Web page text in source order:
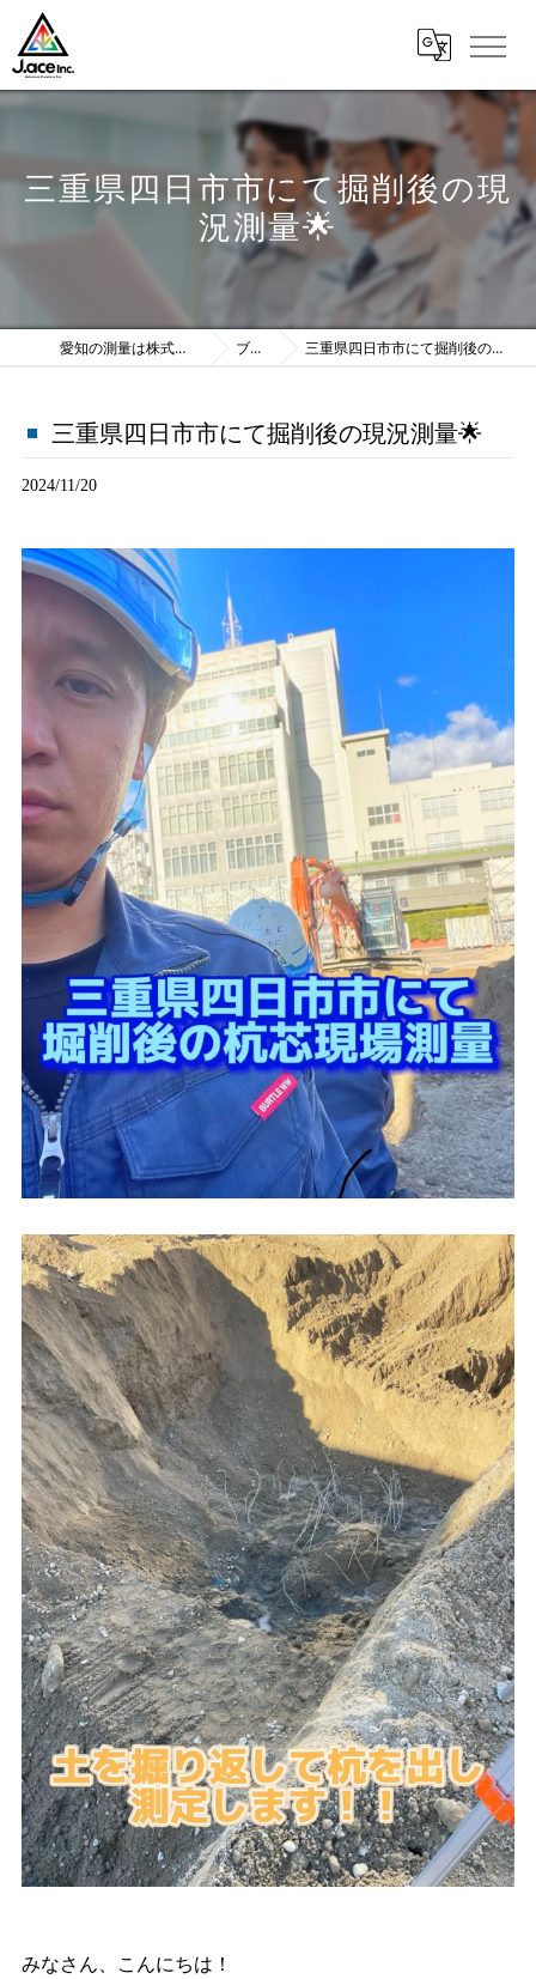
三重県四日市市にて掘削後の現
況測量🌟
愛知の測量は株式会社J.ace ブログ 三重県四日市市にて掘削後の現況測量🌟
三重県四日市市にて掘削後の現況測量🌟
2024/11/20
みなさん、こんにちは！